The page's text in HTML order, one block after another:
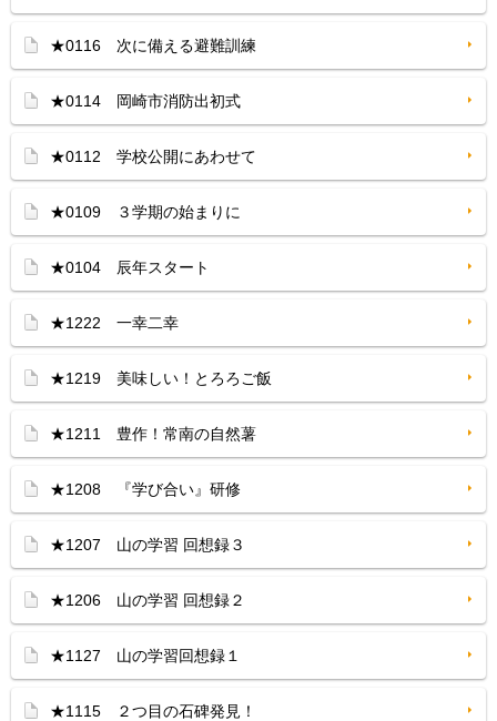
★0116 次に備える避難訓練
★0114 岡崎市消防出初式
★0112 学校公開にあわせて
★0109 ３学期の始まりに
★0104 辰年スタート
★1222 一幸二幸
★1219 美味しい！とろろご飯
★1211 豊作！常南の自然薯
★1208 『学び合い』研修
★1207 山の学習 回想録３
★1206 山の学習 回想録２
★1127 山の学習回想録１
★1115 ２つ目の石碑発見！